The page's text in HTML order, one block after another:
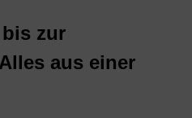
zur
aus ei­ner